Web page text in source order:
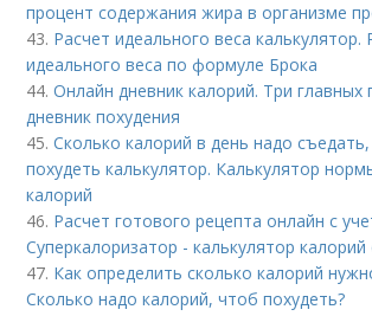
процент содержания жира в организме
43. Расчет идеального веса калькулятор.
идеального веса по формуле Брока
44.Онлайн дневник калорий. Три главных
дневник похудения
45.Сколько калорий в день надо
похудеть калькулятор. Калькулятор
калорий
46. Расчет готового рецепта онлайн с
Суперкалоризатор - калькулятор калорий
47. Как определить сколько калорий
Сколько надо калорий, чтоб похудеть?